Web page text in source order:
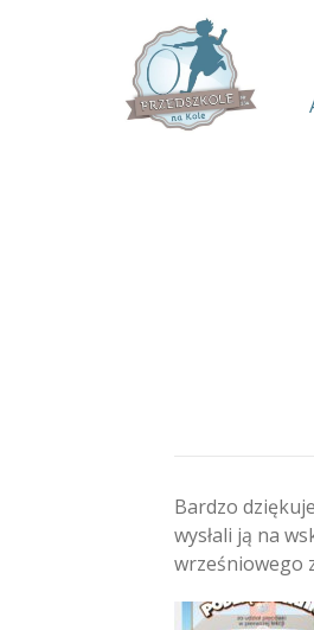
Bardzo
wysłali ją na
wrześniowego